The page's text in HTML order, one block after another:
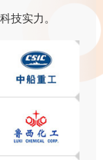
技实力。